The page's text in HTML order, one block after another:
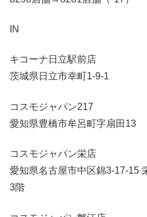
IN
キコーナ日立駅前店
茨城県日立市幸町1-9-1
コスモジャパン217
愛知県豊橋市牟呂町字扇田13
コスモジャパン栄店
愛知県名古屋市中区錦3-17-15
3階